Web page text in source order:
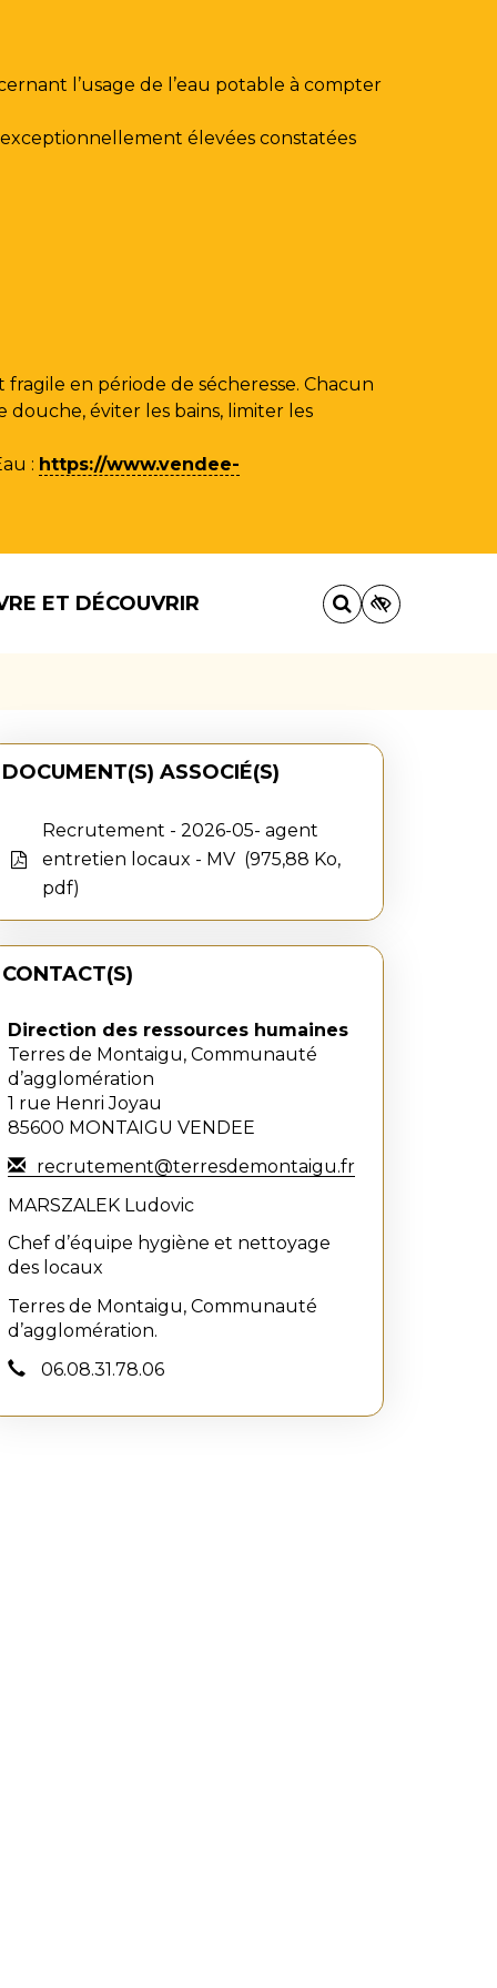
l’usage de l’eau potable à compter
élevées constatées
en période de sécheresse. Chacun
éviter les bains, limiter les
: https://www.vendee-
ET DÉCOUVRIR
DOCUMENT(S) ASSOCIÉ(S)
Recrutement - 2026-05- agent
entretien locaux - MV
975,88 Ko,
pdf
CONTACT(S)
Direction des ressources humaines
Terres de Montaigu, Communauté
d’agglomération
1 rue Henri Joyau
85600 MONTAIGU VENDEE
recrutement@terresdemontaigu.fr
MARSZALEK Ludovic
Chef d’équipe hygiène et nettoyage
des locaux
Terres de Montaigu, Communauté
d’agglomération.
06.08.31.78.06